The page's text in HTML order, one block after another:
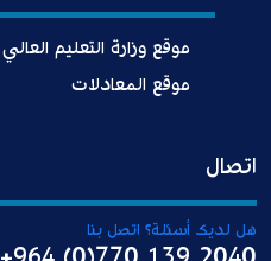
موقع وزارة التعليم العالي
موقع المعادلات
اتصال
هل لديك أسئلة؟ اتصل بنا